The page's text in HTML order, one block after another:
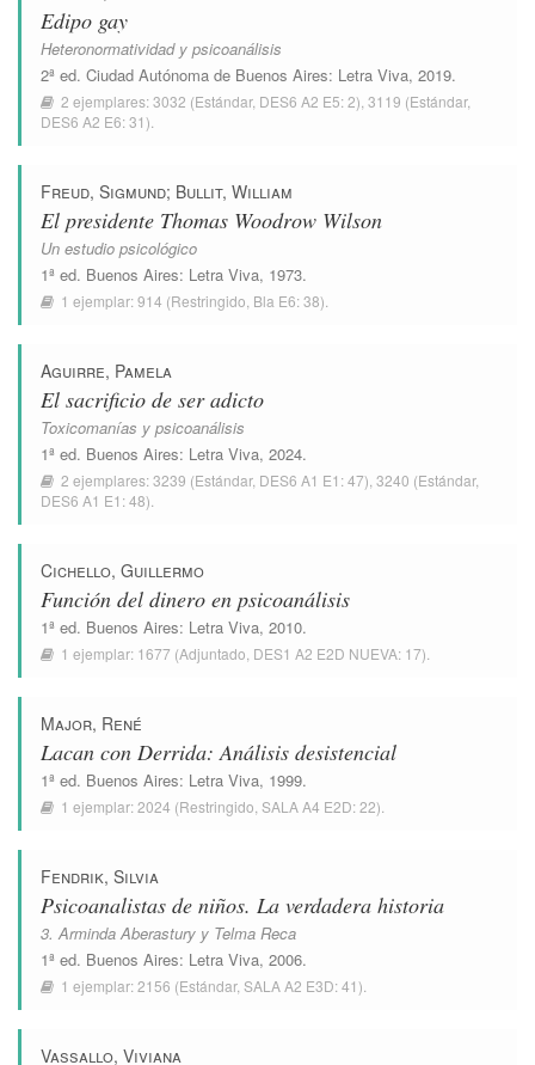
Edipo gay
Heteronormatividad y psicoanálisis
2ª ed. Ciudad Autónoma de Buenos Aires: Letra Viva, 2019.
2 ejemplares:3032 (Estándar, DES6 A2 E5: 2), 3119 (Estándar,
DES6 A2 E6: 31).
Freud, Sigmund; Bullit, William
El presidente Thomas Woodrow Wilson
Un estudio psicológico
1ª ed. Buenos Aires: Letra Viva, 1973.
1 ejemplar:914 (Restringido, Bla E6: 38).
Aguirre, Pamela
El sacrificio de ser adicto
Toxicomanías y psicoanálisis
1ª ed. Buenos Aires: Letra Viva, 2024.
2 ejemplares:3239 (Estándar, DES6 A1 E1: 47), 3240 (Estándar,
DES6 A1 E1: 48).
Cichello, Guillermo
Función del dinero en psicoanálisis
1ª ed. Buenos Aires: Letra Viva, 2010.
1 ejemplar: 1677 (Adjuntado, DES1 A2 E2D NUEVA: 17).
Major, René
Lacan con Derrida: Análisis desistencial
1ª ed. Buenos Aires: Letra Viva, 1999.
1 ejemplar:2024 (Restringido, SALA A4 E2D: 22).
Fendrik, Silvia
Psicoanalistas de niños. La verdadera historia
3. Arminda Aberastury y Telma Reca
1ª ed. Buenos Aires: Letra Viva, 2006.
1 ejemplar:2156 (Estándar, SALA A2 E3D: 41).
Vassallo, Viviana